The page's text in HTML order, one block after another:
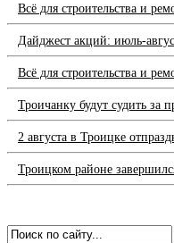
Всё для строительства и
Дайджест акций: июль-
Всё для строительства и
Троичанку будут судить за
2 августа в Троицке
Троицком районе